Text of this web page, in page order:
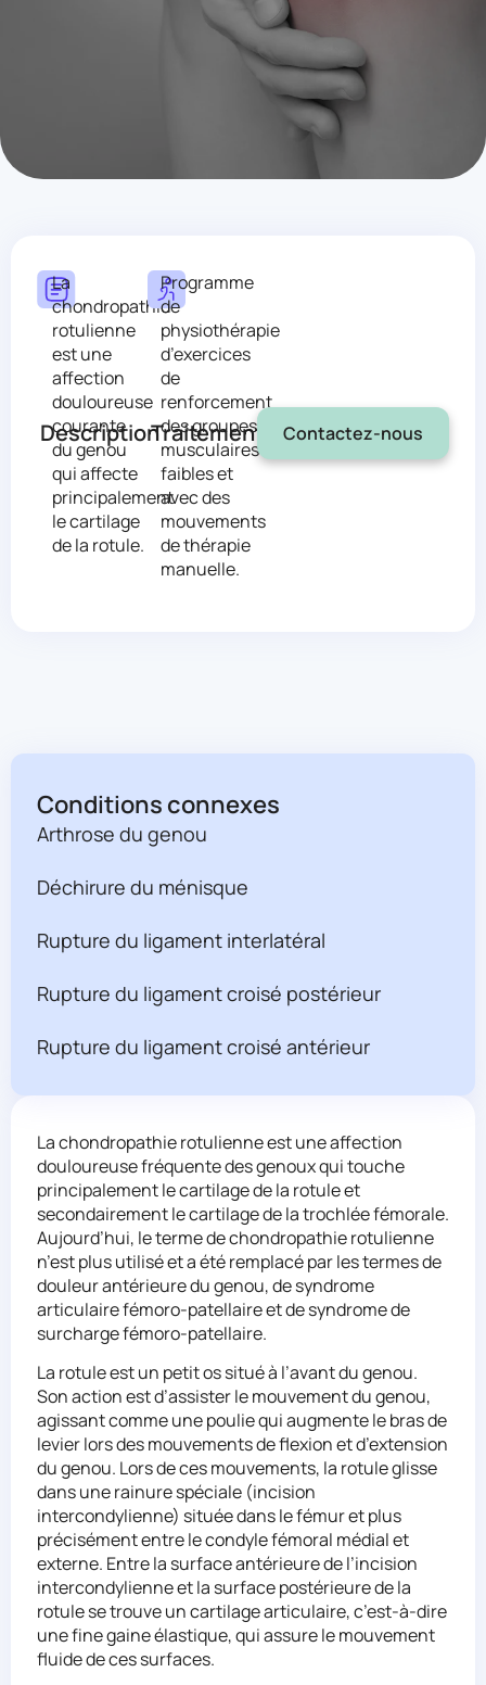
Description
La
chondropathie
rotulienne
est une
affection
douloureuse
courante
du genou
qui affecte
principalement
le cartilage
de la rotule.
Traitement
Programme
de
physiothérapie
d’exercices
de
renforcement
des groupes
musculaires
faibles et
avec des
mouvements
de thérapie
manuelle.
Contactez-nous
Conditions connexes
Arthrose du genou
Déchirure du ménisque
Rupture du ligament interlatéral
Rupture du ligament croisé postérieur
Rupture du ligament croisé antérieur
La chondropathie rotulienne est une affection
douloureuse fréquente des genoux qui touche
principalement le cartilage de la rotule et
secondairement le cartilage de la trochlée fémorale.
Aujourd’hui, le terme de chondropathie rotulienne
n’est plus utilisé et a été remplacé par les termes de
douleur antérieure du genou, de syndrome
articulaire fémoro-patellaire et de syndrome de
surcharge fémoro-patellaire.
La rotule est un petit os situé à l’avant du genou.
Son action est d’assister le mouvement du genou,
agissant comme une poulie qui augmente le bras de
levier lors des mouvements de flexion et d’extension
du genou. Lors de ces mouvements, la rotule glisse
dans une rainure spéciale (incision
intercondylienne) située dans le fémur et plus
précisément entre le condyle fémoral médial et
externe. Entre la surface antérieure de l’incision
intercondylienne et la surface postérieure de la
rotule se trouve un cartilage articulaire, c’est-à-dire
une fine gaine élastique, qui assure le mouvement
fluide de ces surfaces.